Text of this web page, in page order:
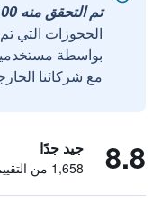
تم التحقق منه 100%
الحجوزات التي
مع شركائنا
8.8 جيد جدًا
1,658 من التقييمات تم التحقق منها